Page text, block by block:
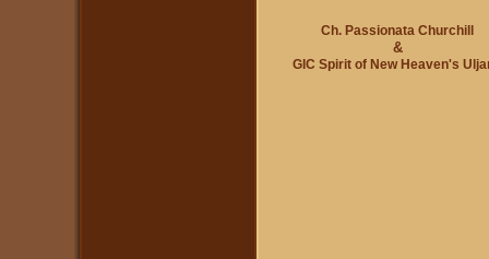
Ch. Passionata Churchill
&
GIC Spirit of New Heaven's Ulja